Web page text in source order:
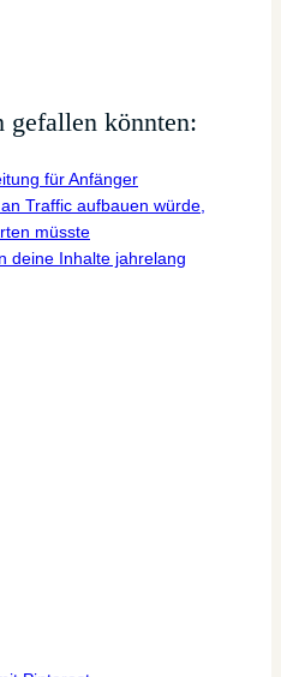
gefallen könnten:
für Anfänger
Traffic aufbauen würde,
müsste
deine Inhalte jahrelang